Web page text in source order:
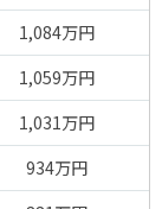
1,084万円
1,059万円
1,031万円
934万円